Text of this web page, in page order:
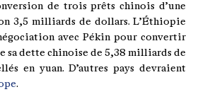
de trois prêts chinois d’une
3,5 milliards de dollars. L’Éthiopie
avec Pékin pour convertir
sa dette chinoise de 5,38 milliards de
en yuan. D’autres pays devraient
.